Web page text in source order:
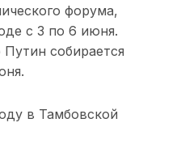
форума,
с 3 по 6 июня.
собирается
в Тамбовской